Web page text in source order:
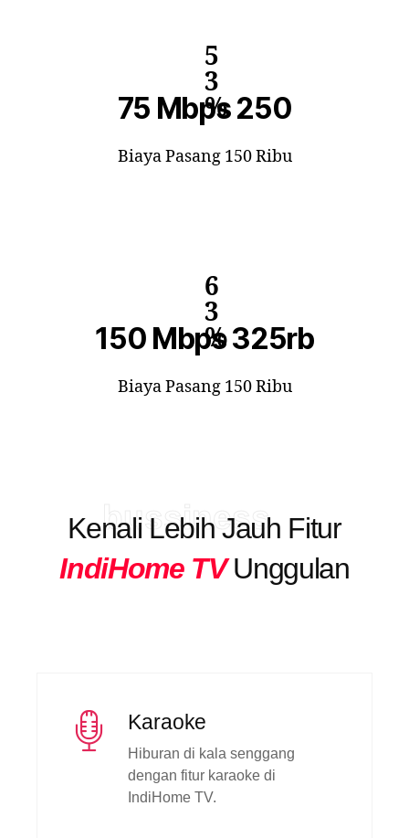
5
3
%
75 Mbps 250
Biaya Pasang 150 Ribu
6
3
%
150 Mbps 325rb
Biaya Pasang 150 Ribu
bussiness
Kenali Lebih Jauh Fitur
IndiHome TVUnggulan
Karaoke
Hiburan di kala senggang
dengan fitur karaoke di
IndiHome TV.